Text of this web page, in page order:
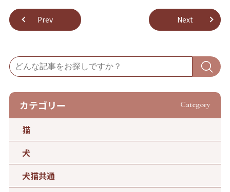
Prev Next
カテゴリー Category
猫
犬
犬猫共通